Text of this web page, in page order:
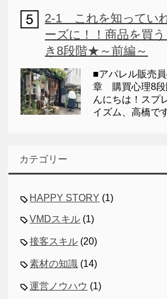
2-1 これを知ってい
ーズに！！商品を買
き8段階★～前編～
■アパレル販売
章 購買心理8段
んにちは！スプ
イズム、高橋で
カテゴリー
HAPPY STORY (1)
VMDスキル (1)
接客スキル (20)
素材の知識 (14)
運営ノウハウ (1)